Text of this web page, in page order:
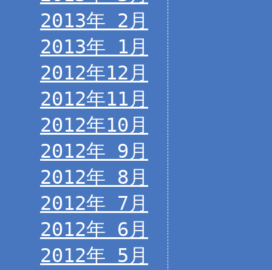
2013年 2月
2013年 1月
2012年12月
2012年11月
2012年10月
2012年 9月
2012年 8月
2012年 7月
2012年 6月
2012年 5月